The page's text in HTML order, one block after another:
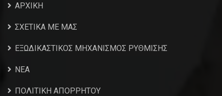
ΑΡΧΙΚΗ
ΣΧΕΤΙΚΑ ΜΕ ΜΑΣ
ΕΞΩΔΙΚΑΣΤΙΚΟΣ ΜΗΧΑΝΙΣΜΟΣ ΡΥΘΜΙΣΗΣ
NEA
ΠΟΛΙΤΙΚΗ ΑΠΟΡΡΗΤΟΥ